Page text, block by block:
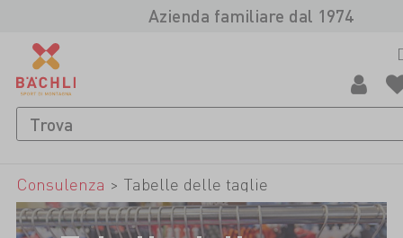
Azienda familiare dal 1974
Consulenza > Tabelle delle taglie